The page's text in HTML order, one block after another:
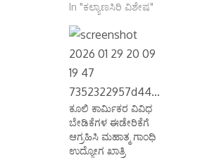
In "ಕಲ್ಯಾಣಸಿರಿ ವಿಶೇಷ"
ಕೂಲಿ ಕಾರ್ಮಿಕರ ವಿವಿಧ
ಬೇಡಿಕೆಗಳ ಈಡೇರಿಕೆಗೆ
ಆಗ್ರಹಿಸಿ ಮಹಾತ್ಮ ಗಾಂಧಿ
ಉದ್ಯೋಗ ಖಾತ್ರಿ